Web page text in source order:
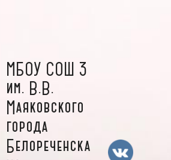
МБОУ СОШ 3
им. В.В.
Маяковского
города
Белореченска